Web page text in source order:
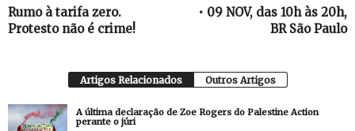
Rumo à tarifa zero.
Protesto não é crime!
• 09 NOV, das 10h às 20h,
BR São Paulo
Artigos Relacionados Outros Artigos
A última declaração de Zoe Rogers do Palestine Action
perante o júri